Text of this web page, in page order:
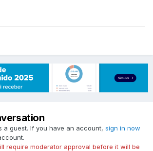
a guest. If you have an account, sign in now
require moderator approval before it will be